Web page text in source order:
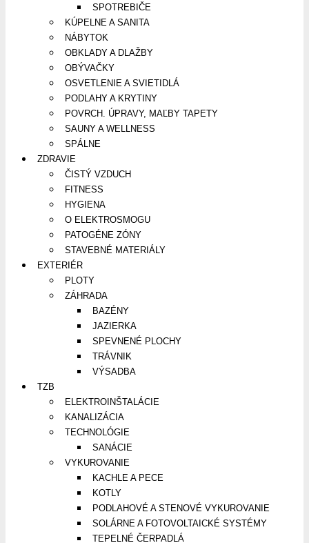
SPOTREBIČE
KÚPELNE A SANITA
NÁBYTOK
OBKLADY A DLAŽBY
OBÝVAČKY
OSVETLENIE A SVIETIDLÁ
PODLAHY A KRYTINY
POVRCH. ÚPRAVY, MAĽBY TAPETY
SAUNY A WELLNESS
SPÁLNE
ZDRAVIE
ČISTÝ VZDUCH
FITNESS
HYGIENA
O ELEKTROSMOGU
PATOGÉNE ZÓNY
STAVEBNÉ MATERIÁLY
EXTERIÉR
PLOTY
ZÁHRADA
BAZÉNY
JAZIERKA
SPEVNENÉ PLOCHY
TRÁVNIK
VÝSADBA
TZB
ELEKTROINŠTALÁCIE
KANALIZÁCIA
TECHNOLÓGIE
SANÁCIE
VYKUROVANIE
KACHLE A PECE
KOTLY
PODLAHOVÉ A STENOVÉ VYKUROVANIE
SOLÁRNE A FOTOVOLTAICKÉ SYSTÉMY
TEPELNÉ ČERPADLÁ